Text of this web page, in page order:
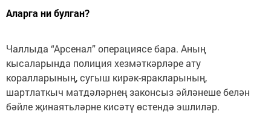
Аларга ни булган?
Чаллыда “Арсенал” операциясе бара. Аның
кысаларында полиция хезмәткәрләре ату
коралларының, сугыш кирәк-яракларының,
шартлаткыч матдәләрнең законсыз әйләнеше белән
бәйле җинаятьләрне кисәтү өстендә эшлиләр.